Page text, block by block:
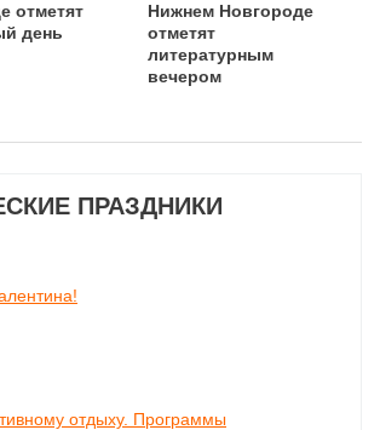
отметят
день
Нижнем Новгороде
отметят
литературным
вечером
ПРАЗДНИКИ
отдыху. Программы